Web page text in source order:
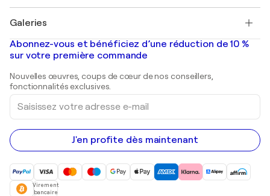
Banksy
Mr. Brainwash
Shepard Fairey
Tableaux abstraits à vendre
Peintures de paysage
Estampes
Peintures acryliques
Galeries
Galeries d'art en France
Galeries d'art en Belgique
Abonnez-vous et bénéficiez d’une réduction de 10 %
sur votre première commande
Nouvelles œuvres, coups de cœur de nos conseillers,
fonctionnalités exclusives.
Saisissez
votre
adresse
e-
mail
J'en profite dès maintenant
Virement
bancaire